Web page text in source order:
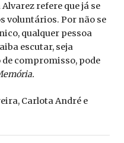
refere que já se
voluntários. Por não se
qualquer pessoa
escutar, seja
compromisso, pode
Carlota André e